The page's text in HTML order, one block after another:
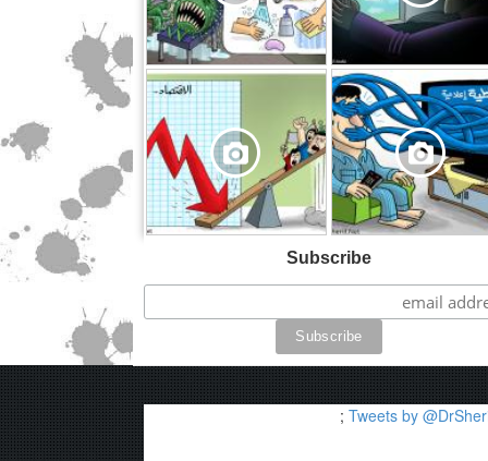
,
Subscribe
Tweets by
;